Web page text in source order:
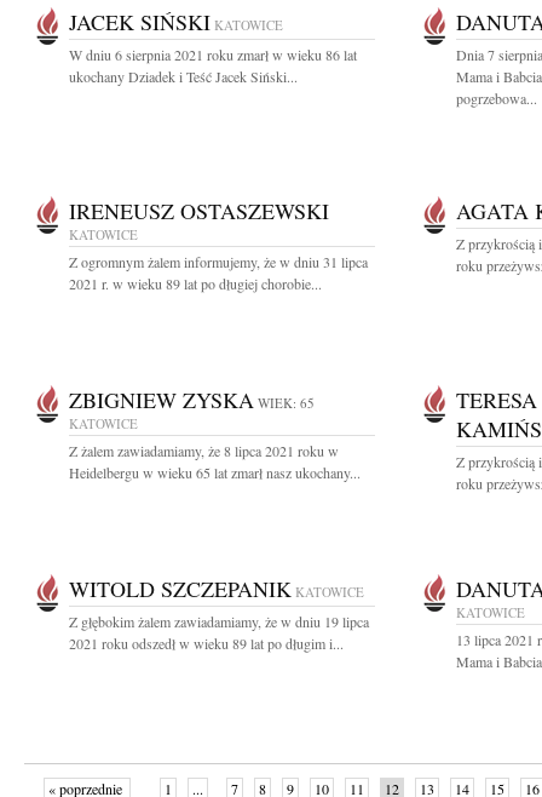
JACEK SIŃSKI KATOWICE
W dniu 6 sierpnia 2021 roku zmarł w wieku 86 lat
ukochany Dziadek i Teść Jacek Siński...
Dnia 7
Mama i
pogrzebowa...
IRENEUSZ OSTASZEWSKI
KATOWICE
Z ogromnym żalem informujemy, że w dniu 31 lipca
2021 r. w wieku 89 lat po długiej chorobie...
AGATA
Z przykrością
roku
ZBIGNIEW ZYSKA WIEK: 65
KATOWICE
Z żalem zawiadamiamy, że 8 lipca 2021 roku w
Heidelbergu w wieku 65 lat zmarł nasz ukochany...
Z przykrością
roku
WITOLD SZCZEPANIK KATOWICE
Z głębokim żalem zawiadamiamy, że w dniu 19 lipca
2021 roku odszedł w wieku 89 lat po długim i...
KATOWICE
13 lipca 2021
Mama i
« poprzednie 1 ... 7 8 9 10 11 12 13 14 15 16